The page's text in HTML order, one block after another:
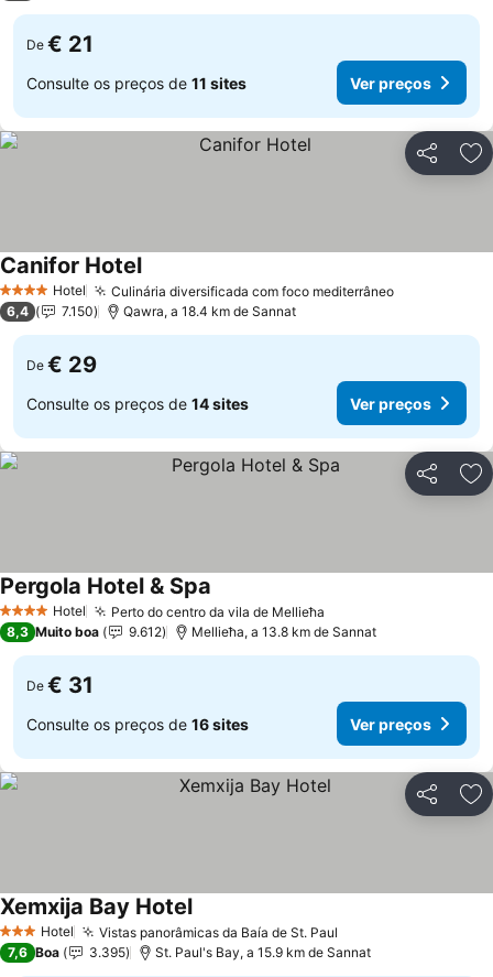
De € 21
Consulte os preços de 11 sites Ver preços
Partilhar
4 EstrelasHotel Culinária diversificada com foco mediterrâneoVer preços
Canifor HotelVer preços
6,4 7.150 Qawra, a 18.4 km de Sannat
De € 29
Consulte os preços de 14 sites Ver preços
Partilhar
4 EstrelasHotel Perto do centro da vila de Mellieħa
Pergola Hotel & Spa
8,3 Muito boa 9.612 Mellieħa, a 13.8 km de Sannat
De € 31
Consulte os preços de 16 sites Ver preços
Partilhar
3 EstrelasHotel Vistas panorâmicas da Baía de St. Paul
Xemxija Bay HotelVer preços
7,6 Boa 3.395 St. Paul's Bay, a 15.9 km de Sannat